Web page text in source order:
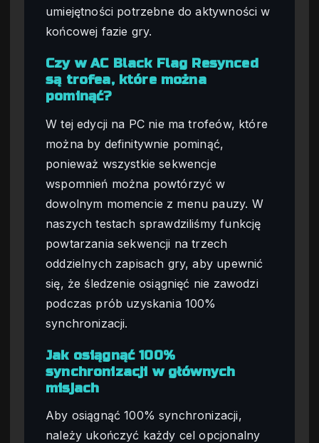
umiejętności potrzebne do aktywności w
końcowej fazie gry.
Czy w AC Black Flag Resynced
są trofea, które można
pominąć?
W tej edycji na PC nie ma trofeów, które
można by definitywnie pominąć,
ponieważ wszystkie sekwencje
wspomnień można powtórzyć w
dowolnym momencie z menu pauzy. W
naszych testach sprawdziliśmy funkcję
powtarzania sekwencji na trzech
oddzielnych zapisach gry, aby upewnić
się, że śledzenie osiągnięć nie zawodzi
podczas prób uzyskania 100%
synchronizacji.
Jak osiągnąć 100%
synchronizacji w głównych
misjach
Aby osiągnąć 100% synchronizacji,
należy ukończyć każdy cel opcjonalny